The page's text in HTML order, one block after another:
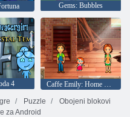
Gems: Bubbles
4
Caffe Emily: Home Sweet Home
Puzzle
Obojeni blokovi
za Android